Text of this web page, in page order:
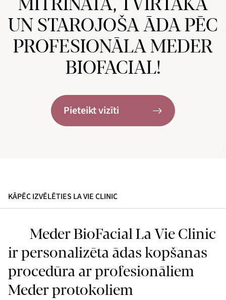
MITRINĀTA, TVIRTĀKA
UN STAROJOŠA ĀDA PĒC
PROFESIONĀLA MEDER
BIOFACIAL!
Pieteikt vizīti
KĀPĒC IZVĒLĒTIES LA VIE CLINIC
Meder BioFacial La Vie Clinic
ir personalizēta ādas kopšanas
procedūra ar profesionāliem
Meder protokoliem